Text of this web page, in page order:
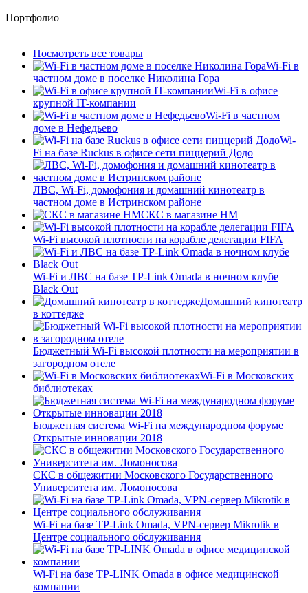
Портфолио
Посмотреть все товары
Wi-Fi в
частном доме в поселке Николина Гора
Wi-Fi в офисе
крупной IT-компании
Wi-Fi в частном
доме в Нефедьево
Wi-
Fi на базе Ruckus в офисе сети пиццерий Додо
ЛВС, Wi-Fi, домофония и домашний кинотеатр в
частном доме в Истринском районе
СКС в магазине HM
Wi-Fi высокой плотности на корабле делегации FIFA
Wi-Fi и ЛВС на базе TP-Link Omada в ночном клубе
Black Out
Домашний кинотеатр
в коттедже
Бюджетный Wi-Fi высокой плотности на мероприятии в
загородном отеле
Wi-Fi в Московских
библиотеках
Бюджетная система Wi-Fi на международном форуме
Открытые инновации 2018
СКС в общежитии Московского Государственного
Университета им. Ломоносова
Wi-Fi на базе TP-Link Omada, VPN-сервер Mikrotik в
Центре социального обслуживания
Wi-Fi на базе TP-LINK Omada в офисе медицинской
компании